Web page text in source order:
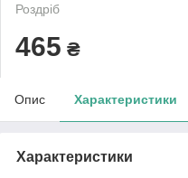
Роздріб
465 ₴
Опис Характеристики
Характеристики